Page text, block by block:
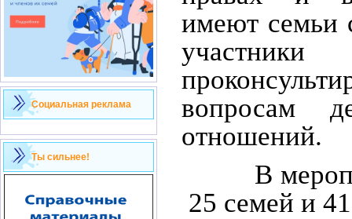
Социальная реклама
Ты сильнее!
имеют семьи
вопросам
отношений.
В
25 семей и